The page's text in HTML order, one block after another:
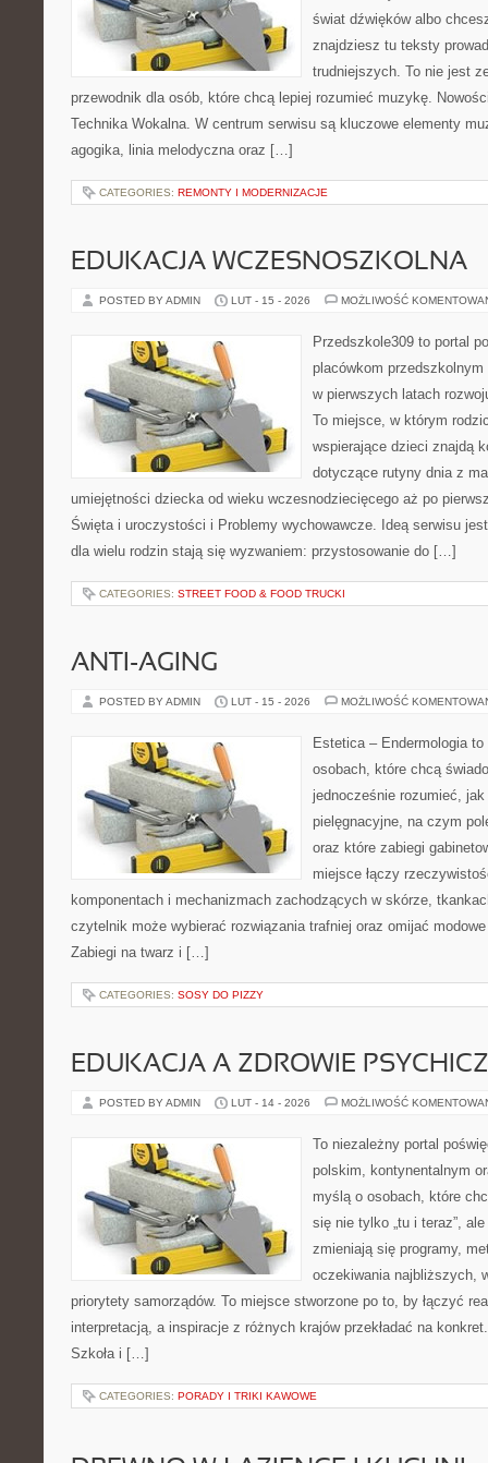
świat dźwięków albo
znajdziesz tu teksty
trudniejszych. To nie jest
przewodnik dla osób, które chcą lepiej rozumieć muzykę.
Technika Wokalna. W centrum serwisu są kluczowe elementy
agogika, linia melodyczna oraz […]
CATEGORIES: REMONTY I MODERNIZACJE
EDUKACJA WCZESNOSZKOLNA
POSTED BY ADMIN LUT - 15 - 2026 MOŻLIWOŚĆ
Przedszkole309 to portal
placówkom
w pierwszych latach
To miejsce, w którym
wspierające dzieci znajdą
dotyczące rutyny dnia z
umiejętności dziecka od wieku wczesnodziecięcego aż po
Święta i uroczystości i Problemy wychowawcze. Ideą serwisu
dla wielu rodzin stają się wyzwaniem: przystosowanie do […]
CATEGORIES: STREET FOOD & FOOD TRUCKI
ANTI-AGING
POSTED BY ADMIN LUT - 15 - 2026 MOŻLIWOŚĆ
Estetica – Endermologia
osobach, które chcą
jednocześnie rozumieć, jak
pielęgnacyjne, na czym
oraz które zabiegi
miejsce łączy
komponentach i mechanizmach zachodzących w skórze,
czytelnik może wybierać rozwiązania trafniej oraz omijać
Zabiegi na twarz i […]
CATEGORIES: SOSY DO PIZZY
EDUKACJA A ZDROWIE
POSTED BY ADMIN LUT - 14 - 2026 MOŻLIWOŚĆ
To niezależny portal
polskim, kontynentalnym
myślą o osobach, które
się nie tylko „tu i teraz”,
zmieniają się programy,
oczekiwania najbliższych,
priorytety samorządów. To miejsce stworzone po to, by łączyć
interpretacją, a inspiracje z różnych krajów przekładać na
Szkoła i […]
CATEGORIES: PORADY I TRIKI KAWOWE